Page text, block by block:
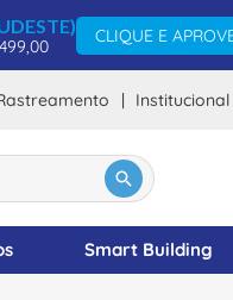
CLIQUE E
Institucional
Smart Building